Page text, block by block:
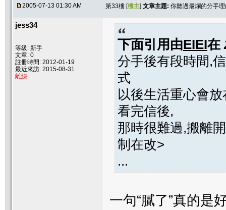
2005-07-13 01:30 AM 第33樓 [樓主] 文章主題: 你聽過最爛的分手理
jess34
等級: 新手
文章: 0
註冊時間: 2012-01-19
最近來訪: 2015-08-31
離線
下面引用由EIEI在
分手後有段時間,
式
以後生活重心會
看完信後,
那時很難過,搬離
制在改>
...
一句“膩了”真的是